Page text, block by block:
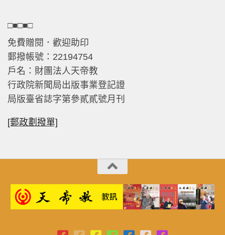
□■□■□
免費贈閱．歡迎助印
郵撥帳號：22194754
戶名：財團法人天帝教
行政院新聞局出版事業登記證
局版臺省誌字第參貳貳號月刊
[郵政劃撥單]